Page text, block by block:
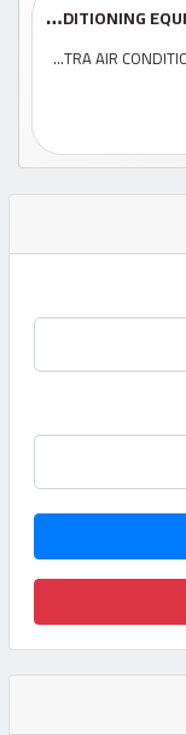
شركة بترا لمعدات التكييف PETRA AIR CONDITIONING EQUIPMENT CO...